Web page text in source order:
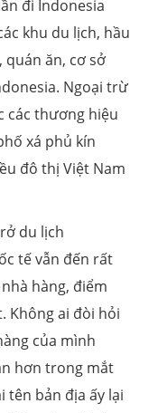
đi Indonesia
khu du lịch, hầu
quán ăn, cơ sở
Ngoại trừ
các thương hiệu
xá phủ kín
đô thị Việt Nam
du lịch
tế vẫn đến rất
hàng, điểm
Không ai đòi hỏi
của mình
hơn trong mắt
tên bản địa ấy lại